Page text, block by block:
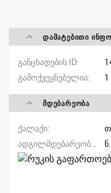
ᲓᲐᲛᲐᲢᲔᲑᲘᲗᲘ
განცხადების ID
გამოქვეყნებულია
ᲛᲓᲔᲑᲐᲠᲔᲝᲑᲐ
ქალაქი